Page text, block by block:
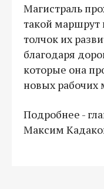
Магистраль
такой маршрут
толчок их
благодаря
которые она
новых рабочих
Подробнее -
Максим